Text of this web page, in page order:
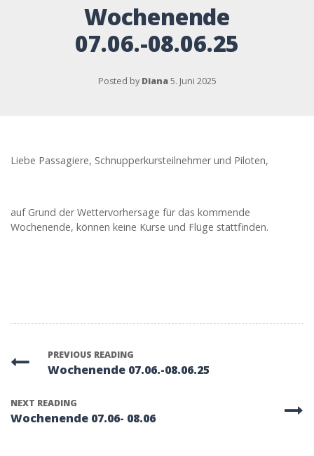
Wochenende
07.06.-08.06.25
Posted by Diana 5. Juni 2025
Liebe Passagiere, Schnupperkursteilnehmer und Piloten,
auf Grund der Wettervorhersage für das kommende
Wochenende, können keine Kurse und Flüge stattfinden.
PREVIOUS READING
Wochenende 07.06.-08.06.25
NEXT READING
Wochenende 07.06- 08.06